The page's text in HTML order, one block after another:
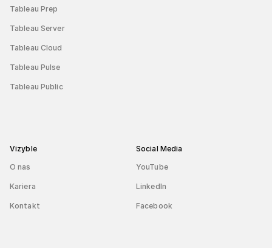
Tableau Prep
Tableau Server
Tableau Cloud
Tableau Pulse
Tableau Public
Vizyble
O nas
Kariera
Kontakt
Social Media
YouTube
LinkedIn
Facebook